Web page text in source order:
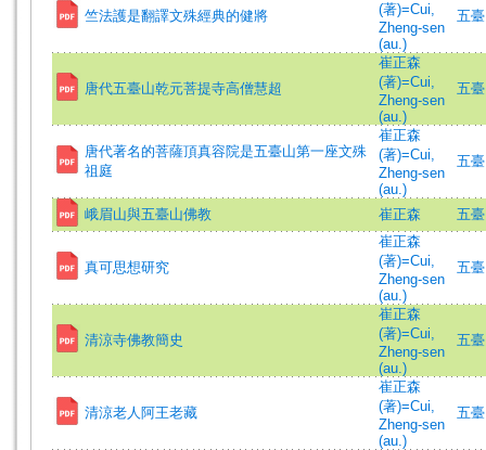
竺法護是翻譯文殊經典的健將
(著)=Cui,
Zheng-sen
(au.)
五
唐代五臺山乾元菩提寺高僧慧超
崔正森
(著)=Cui,
Zheng-sen
(au.)
五
唐代著名的菩薩頂真容院是五臺山第一座文殊
祖庭
崔正森
(著)=Cui,
Zheng-sen
(au.)
五
峨眉山與五臺山佛教 崔正森 五
真可思想研究
崔正森
(著)=Cui,
Zheng-sen
(au.)
五
清涼寺佛教簡史
崔正森
(著)=Cui,
Zheng-sen
(au.)
五
清涼老人阿王老藏
崔正森
(著)=Cui,
Zheng-sen
(au.)
五